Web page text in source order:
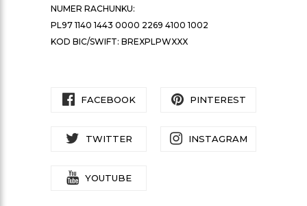
NUMER RACHUNKU:
PL97 1140 1443 0000 2269 4100 1002
KOD BIC/SWIFT: BREXPLPWXXX
FACEBOOK PINTEREST
TWITTER INSTAGRAM
YOUTUBE